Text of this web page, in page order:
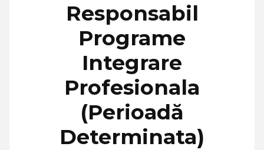
Responsabil
Programe
Integrare
Profesionala
(Perioadă
Determinata)